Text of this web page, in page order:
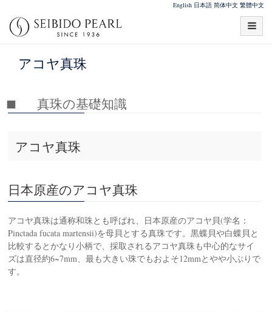
English 日本語 简体中文 繁體中文
アコヤ真珠
真珠の基礎知識
アコヤ真珠
日本原産のアコヤ真珠
アコヤ真珠は通称和珠とも呼ばれ、日本原産のアコヤ貝(学名：
Pinctada fucata martensii)を母貝とする真珠です。黒蝶貝や白蝶貝と
比較するとかなり小柄で、採取されるアコヤ真珠も中心的なサイ
ズは直径約6~7mm、最も大きい珠でもおよそ12mmとやや小ぶりで
す。